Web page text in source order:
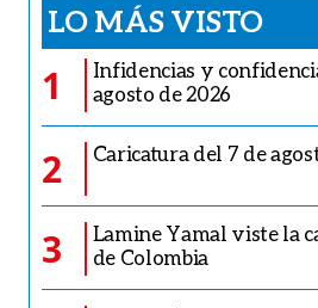
LO MÁS VISTO
1
Infidencias y
agosto de 2026
2 Caricatura del 7 de
3
Lamine Yamal viste la
de Colombia